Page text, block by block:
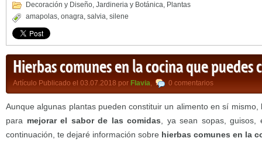
Decoración y Diseño, Jardineria y Botánica, Plantas
amapolas, onagra, salvia, silene
Hierbas comunes en la cocina que puedes
Artículo Publicado el 03.07.2018 por Flavia, 0 comentarios
Aunque algunas plantas pueden constituir un alimento en sí
para mejorar el sabor de las comidas , ya sean sopas,
continuación, te dejaré información sobre hierbas comunes en la